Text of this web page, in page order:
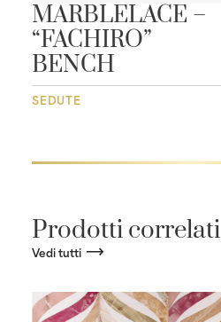
MARBLELACE –
“FACHIRO”
BENCH
SEDUTE
Prodotti correlati
Vedi tutti